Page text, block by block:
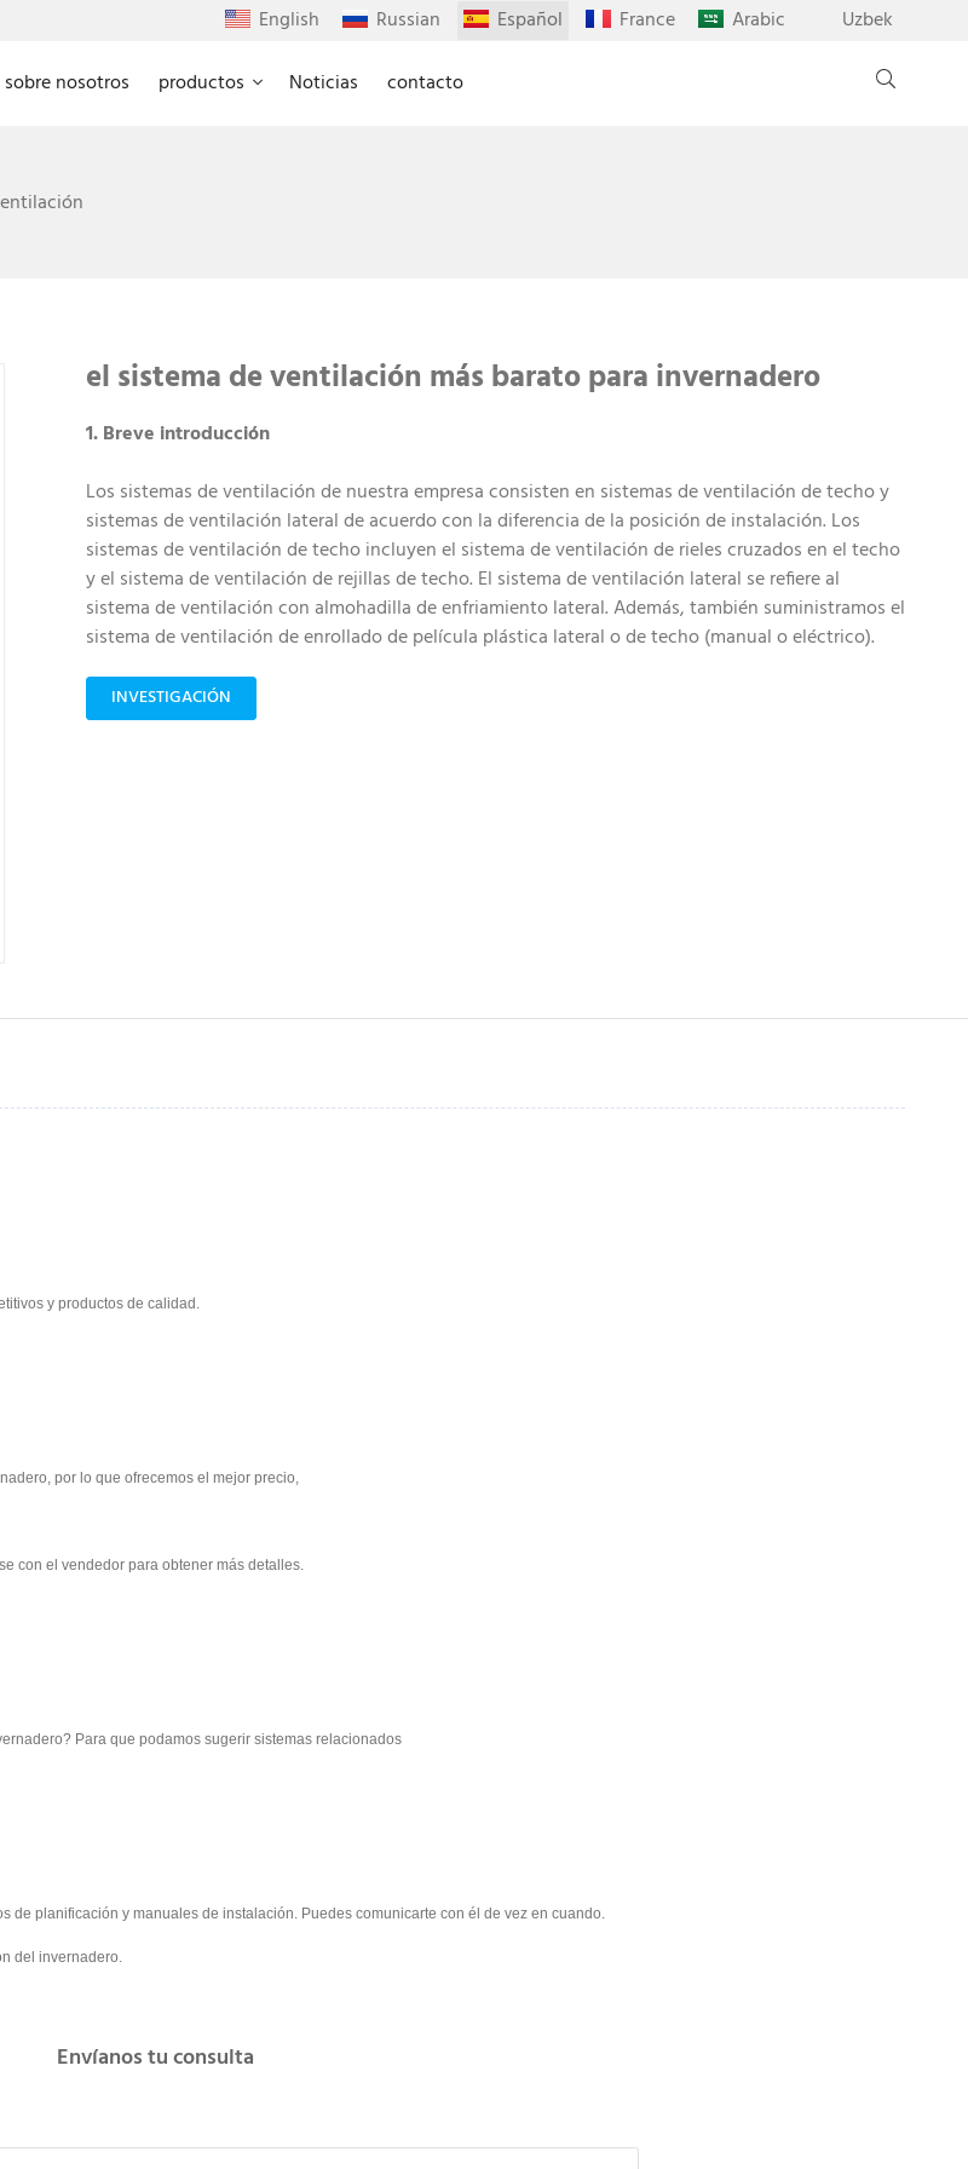
English Russian Español France Arabic
Uzbek
sobre nosotros productos Noticias contacto
el sistema de ventilación más barato para invernadero
1. Breve introducción
Los sistemas de ventilación de nuestra empresa consisten en sistemas de ventilación de techo y
sistemas de ventilación lateral de acuerdo con la diferencia de la posición de instalación. Los
sistemas de ventilación de techo incluyen el sistema de ventilación de rieles cruzados en el techo
y el sistema de ventilación de rejillas de techo. El sistema de ventilación lateral se refiere al
sistema de ventilación con almohadilla de enfriamiento lateral. Además, también suministramos el
sistema de ventilación de enrollado de película plástica lateral o de techo (manual o eléctrico).
INVESTIGACIÓN
y productos de calidad.
por lo que ofrecemos el mejor precio,
con el vendedor para obtener más detalles.
Para que podamos sugerir sistemas relacionados
planificación y manuales de instalación. Puedes comunicarte con él de vez en cuando.
del invernadero.
Envíanos tu consulta